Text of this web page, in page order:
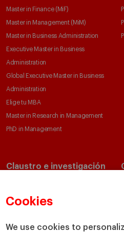
Cookies
We use cookies to
Master in Finance (MiF)
Master in Management (MiM)
Master in Business Administration
Executive Master in Business
Administration
Global Executive Master in Business
Administration
Elige tu MBA
Master in Research in Management
PhD in Management
Claustro e investigación
Departamentos académicos
Cátedras